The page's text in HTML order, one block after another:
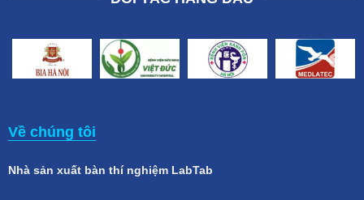
Về chúng tôi
Nhà sản xuất bàn thí nghiệm LabTab